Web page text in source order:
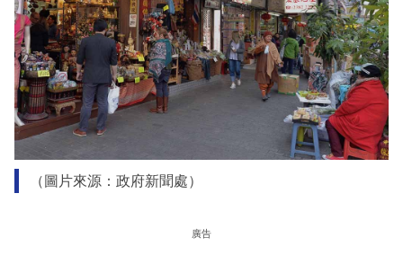
（圖片來源：政府新聞處）
廣告